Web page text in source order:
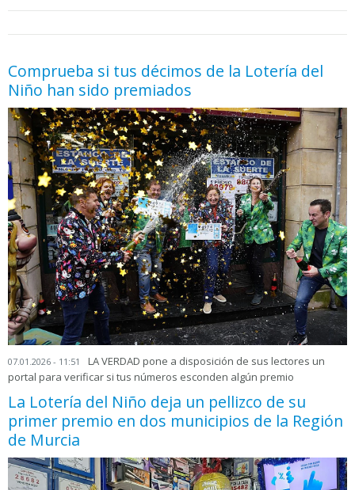
Comprueba si tus décimos de la Lotería del
Niño han sido premiados
07.01.2026 - 11:51
LA VERDAD pone a disposición de sus lectores un
portal para verificar si tus números esconden algún premio
La Lotería del Niño deja un pellizco de su
primer premio en dos municipios de la Región
de Murcia